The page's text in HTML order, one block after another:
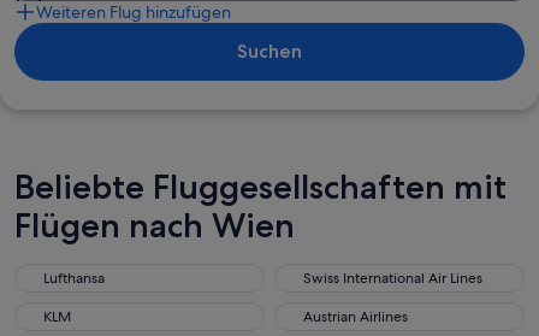
Weiteren Flug hinzufügen
Suchen
Beliebte Fluggesellschaften mit
Flügen nach Wien
Lufthansa
Lufthansa Swiss International Air Lines
Swiss International Air Lines
KLM
KLM Austrian Airlines
Austrian Airlines